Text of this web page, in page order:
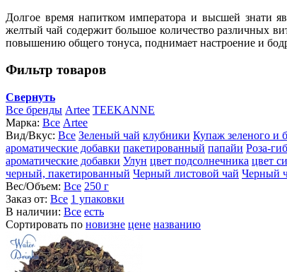
Долгое время напитком императора и высшей знати
желтый чай содержит большое количество различных
повышению общего тонуса, поднимает настроение и
Фильтр товаров
Свернуть
Все бренды Artee TEEKANNE
Марка: Все Artee
Вид/Вкус: Все Зеленый чай клубники Купаж зеленого и
ароматические добавки пакетированный папайи Роза-
ароматические добавки Улун цвет подсолнечника цвет
черный, пакетированный Черный листовой чай Черный
Вес/Объем: Все 250 г
Заказ от: Все 1 упаковки
В наличии: Все есть
Сортировать по новизне цене названию